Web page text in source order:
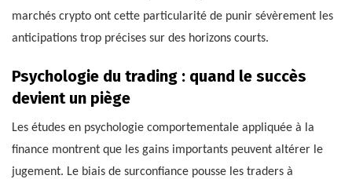
marchés crypto ont cette particularité de punir sévèrement les
anticipations trop précises sur des horizons courts.
Psychologie du trading : quand le succès
devient un piège
Les études en psychologie comportementale appliquée à la
finance montrent que les gains importants peuvent altérer le
jugement. Le biais de surconfiance pousse les traders à